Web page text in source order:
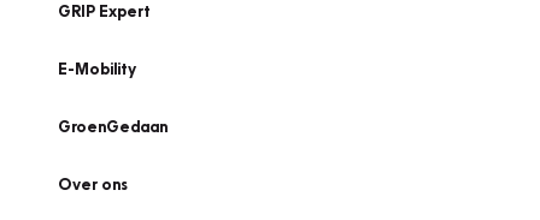
GRIP Expert
E-Mobility
GroenGedaan
Over ons